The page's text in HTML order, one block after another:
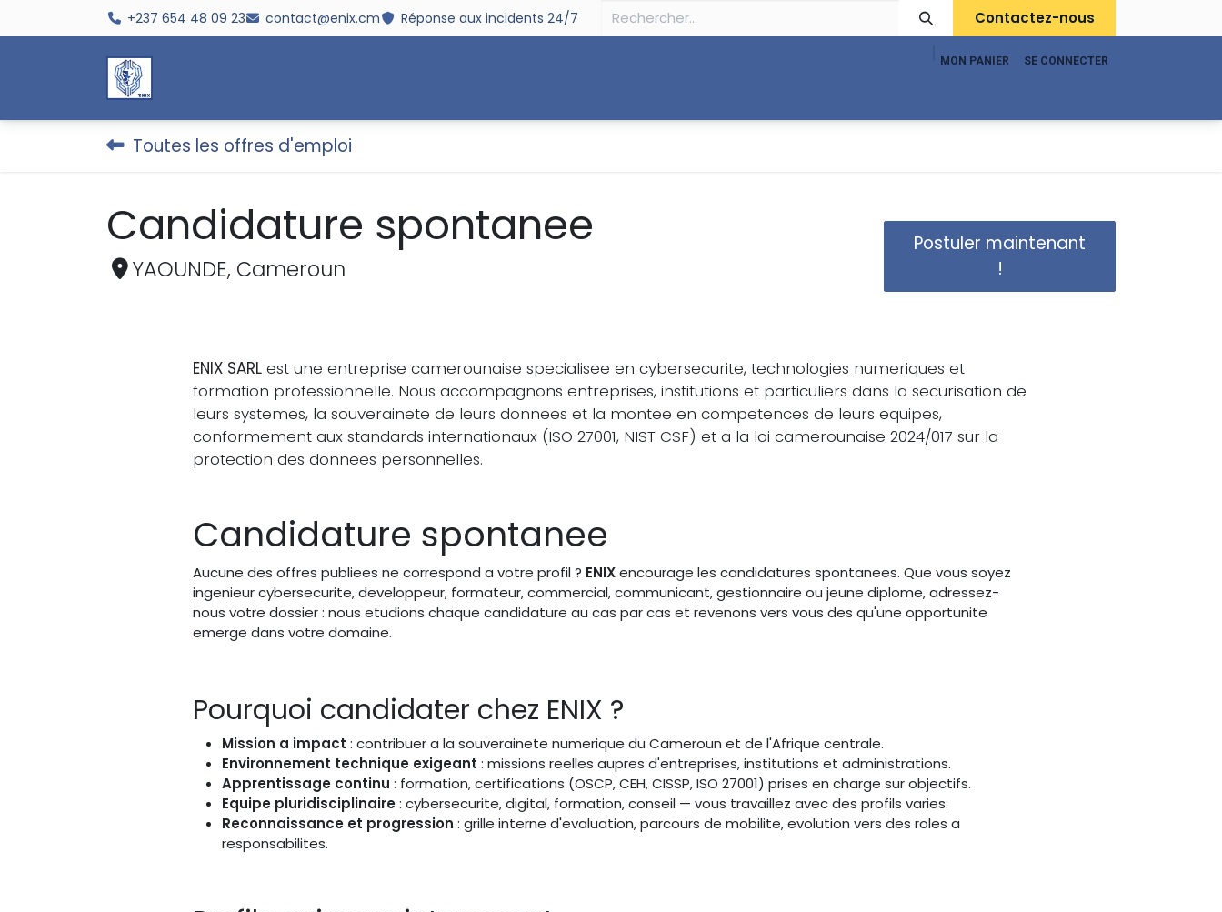
Se rendre au contenu+237 654 48 09 23 contact@enix.cm Réponse aux incidents 24/7 Contactez-nous
MON PANIER SE CONNECTER
Toutes les offres d'emploi
Candidature spontanee
YAOUNDE, Cameroun
Postuler maintenant
!
ENIX SARL est une entreprise camerounaise specialisee en cybersecurite, technologies numeriques et
formation professionnelle. Nous accompagnons entreprises, institutions et particuliers dans la securisation de
leurs systemes, la souverainete de leurs donnees et la montee en competences de leurs equipes,
conformement aux standards internationaux (ISO 27001, NIST CSF) et a la loi camerounaise 2024/017 sur la
protection des donnees personnelles.
Candidature spontanee
Aucune des offres publiees ne correspond a votre profil ? ENIXencourage les candidatures spontanees. Que vous soyez
ingenieur cybersecurite, developpeur, formateur, commercial, communicant, gestionnaire ou jeune diplome, adressez-
nous votre dossier : nous etudions chaque candidature au cas par cas et revenons vers vous des qu'une opportunite
emerge dans votre domaine.
Pourquoi candidater chez ENIX ?
Mission a impact : contribuer a la souverainete numerique du Cameroun et de l'Afrique centrale.
Environnement technique exigeant : missions reelles aupres d'entreprises, institutions et administrations.
Apprentissage continu : formation, certifications (OSCP, CEH, CISSP, ISO 27001) prises en charge sur objectifs.
Equipe pluridisciplinaire: cybersecurite, digital, formation, conseil — vous travaillez avec des profils varies.
Reconnaissance et progression : grille interne d'evaluation, parcours de mobilite, evolution vers des roles a
responsabilites.